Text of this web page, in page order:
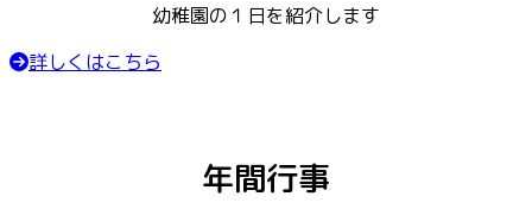
幼稚園の１日を紹介します
詳しくはこちら
年間行事